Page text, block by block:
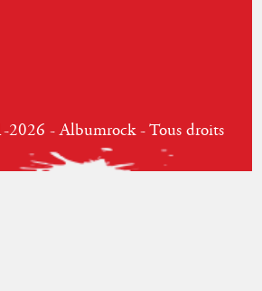
2026 - Albumrock - Tous droits